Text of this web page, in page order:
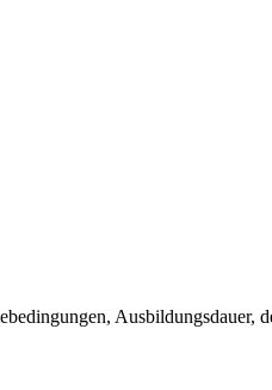
Ausbildungsdauer,